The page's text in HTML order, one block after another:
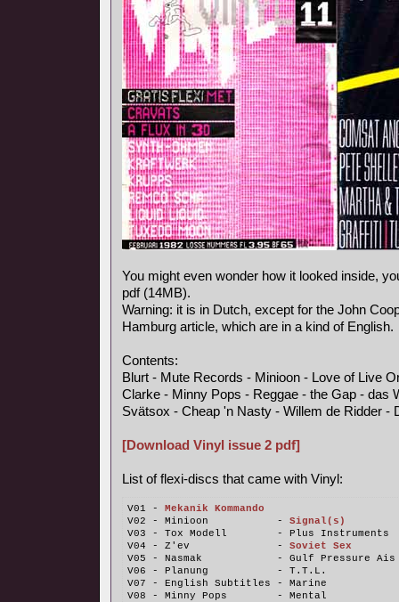
You might even wonder how it looked inside,
pdf (14MB).
Warning: it is in Dutch, except for the John
Hamburg article, which are in a kind of English.
Contents:
Blurt - Mute Records - Minioon - Love of Live
Clarke - Minny Pops - Reggae - the Gap - das
Svätsox - Cheap 'n Nasty - Willem de Ridder -
[Download Vinyl issue 2 pdf]
List of flexi-discs that came with Vinyl:
V01 - Mekanik Kommando
V02 - Minioon           - Signal(s)
V03 - Tox Modell        - Plus Instruments
V04 - Z'ev              - Soviet Sex
V05 - Nasmak            - Gulf Pressure Ais
V06 - Planung           - T.T.L.
V07 - English Subtitles - Marine
V08 - Minny Pops        - Mental